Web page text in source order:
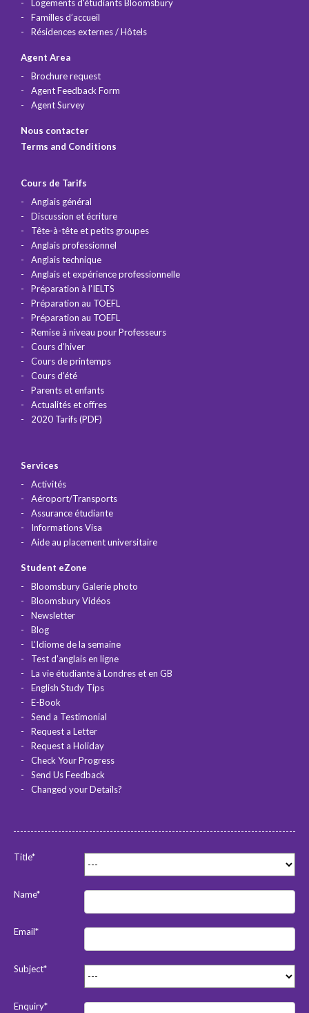
Logements d'étudiants Bloomsbury
Familles d’accueil
Résidences externes / Hôtels
Agent Area
Brochure request
Agent Feedback Form
Agent Survey
Nous contacter
Terms and Conditions
Cours de Tarifs
Anglais général
Discussion et écriture
Tête-à-tête et petits groupes
Anglais professionnel
Anglais technique
Anglais et expérience professionnelle
Préparation à l’IELTS
Préparation au TOEFL
Préparation au TOEFL
Remise à niveau pour Professeurs
Cours d’hiver
Cours de printemps
Cours d’été
Parents et enfants
Actualités et offres
2020 Tarifs (PDF)
Services
Activités
Aéroport/Transports
Assurance étudiante
Informations Visa
Aide au placement universitaire
Student eZone
Bloomsbury Galerie photo
Bloomsbury Vidéos
Newsletter
Blog
L’Idiome de la semaine
Test d’anglais en ligne
La vie étudiante à Londres et en GB
English Study Tips
E-Book
Send a Testimonial
Request a Letter
Request a Holiday
Check Your Progress
Send Us Feedback
Changed your Details?
Title*
Name*
Email*
Subject*
Enquiry*